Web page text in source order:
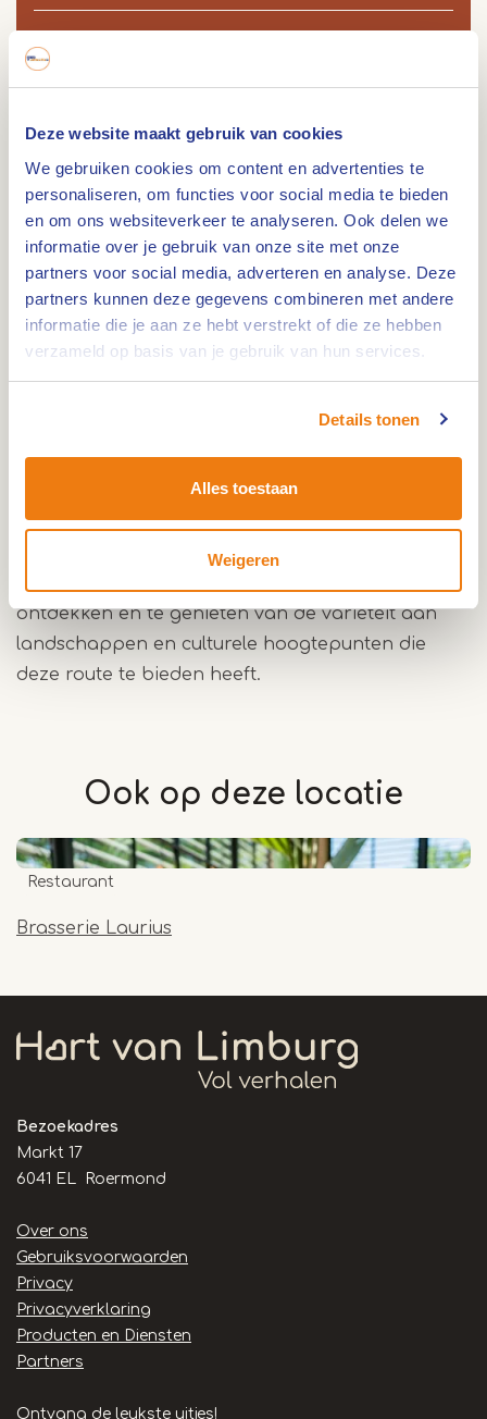
Deze website maakt gebruik van cookies
We gebruiken cookies om content en advertenties te
personaliseren, om functies voor social media te bieden
en om ons websiteverkeer te analyseren. Ook delen we
informatie over je gebruik van onze site met onze
partners voor social media, adverteren en analyse. Deze
partners kunnen deze gegevens combineren met andere
informatie die je aan ze hebt verstrekt of die ze hebben
verzameld op basis van je gebruik van hun services.
Details tonen
Alles toestaan
Weigeren
Lengte: 37.7 km. Fiets door de prachtige stukken
van de gemeente Weert!
Fietsroute
Deze ongeveer 38 km lange fietsroute voert je
langs een scala aan bijzondere plekken. De route
begint vlakbij Brasserie Laurius, waar je voor of
Tijdens deze tocht verken je onder andere het
, het Belgische Bocholt, en de
historischeVoorste Luysmolen, naast vele andere
interessante locaties. Het is een uitgelezen kans
ontdekken en te genieten van de variëteit aan
landschappen en culturele hoogtepunten die
deze route te bieden heeft.
Ook op deze locatie
Brasserie Laurius
Restaurant
Bezoekadres
Markt 17
6041 EL Roermond
Handige
links
Over ons
Gebruiksvoorwaarden
Privacy
Privacyverklaring
Producten en Diensten
Partners
Ontvang de leukste uitjes!